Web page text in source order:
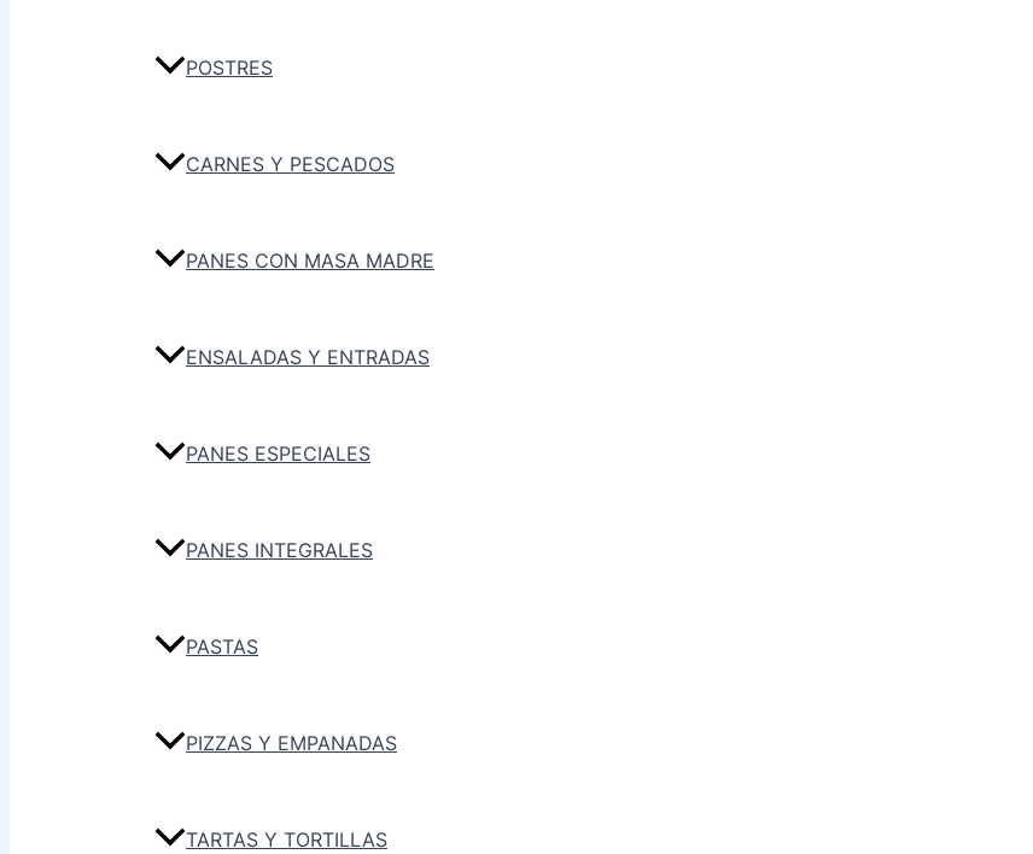
POSTRES
CARNES Y PESCADOS
PANES CON MASA MADRE
ENSALADAS Y ENTRADAS
PANES ESPECIALES
PANES INTEGRALES
PASTAS
PIZZAS Y EMPANADAS
TARTAS Y TORTILLAS